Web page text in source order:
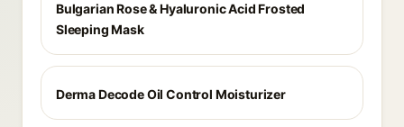
Bulgarian Rose & Hyaluronic Acid Frosted
Sleeping Mask
Derma Decode Oil Control Moisturizer